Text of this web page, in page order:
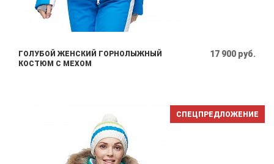
ГОЛУБОЙ ЖЕНСКИЙ ГОРНОЛЫЖНЫЙ
КОСТЮМ С МЕХОМ
17 900 руб.
СПЕЦПРЕДЛОЖЕНИЕ